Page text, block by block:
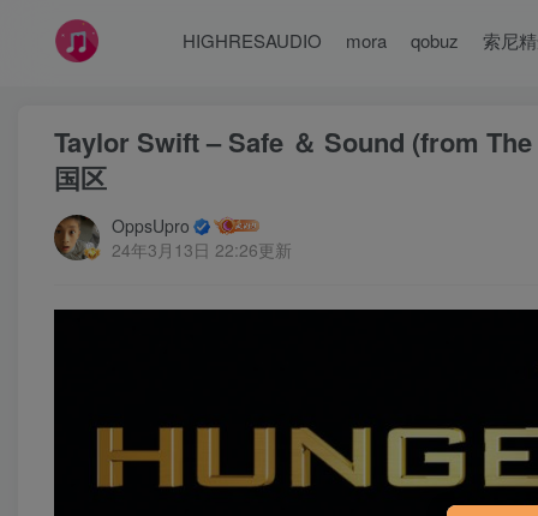
HIGHRESAUDIO mora qobuz 索尼
Taylor Swift – Safe ＆ Sound (from
国区
OppsUpro
24年3月13日 22:26更新